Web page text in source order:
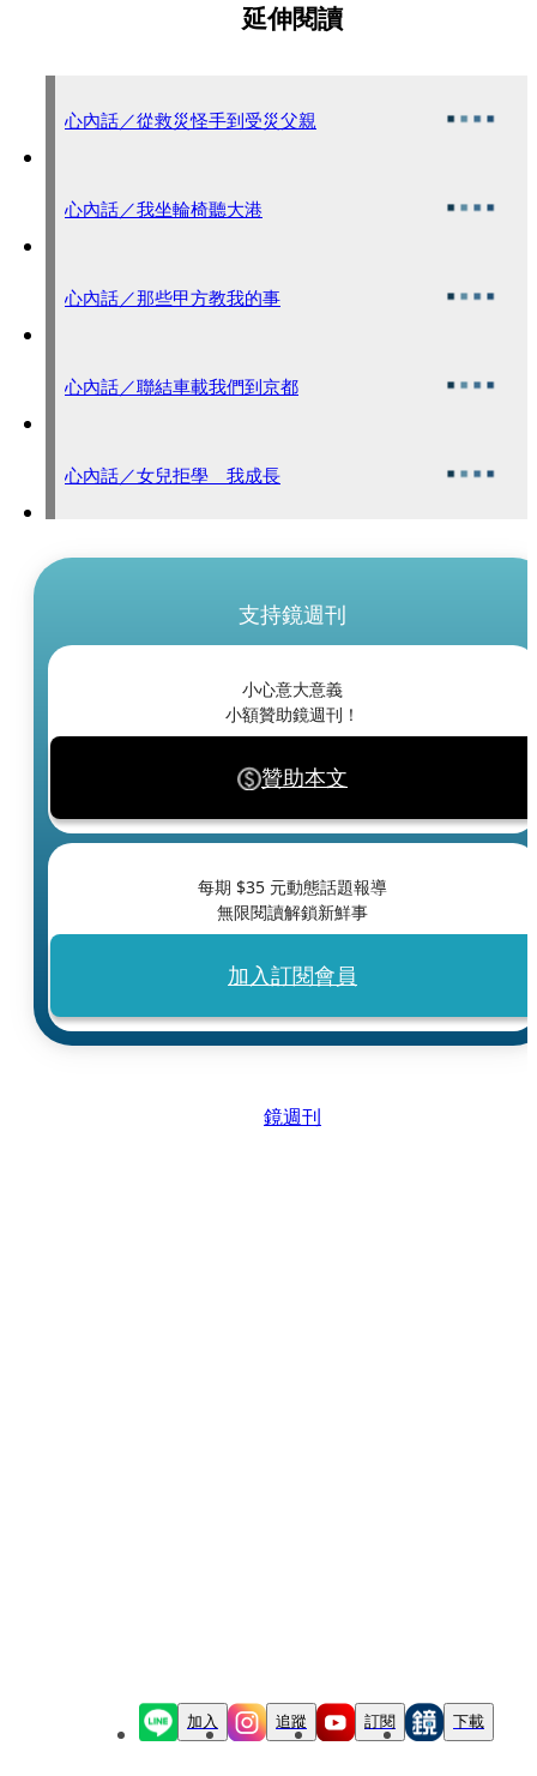
延伸閱讀
心內話／從救災怪手到受災父親
心內話／我坐輪椅聽大港
心內話／那些甲方教我的事
心內話／聯結車載我們到京都
心內話／女兒拒學 我成長
支持鏡週刊
小心意大意義
小額贊助鏡週刊！
贊助本文
每期 $35 元動態話題報導
無限閱讀解鎖新鮮事
加入訂閱會員
鏡週刊
加入 追蹤 訂閱 下載